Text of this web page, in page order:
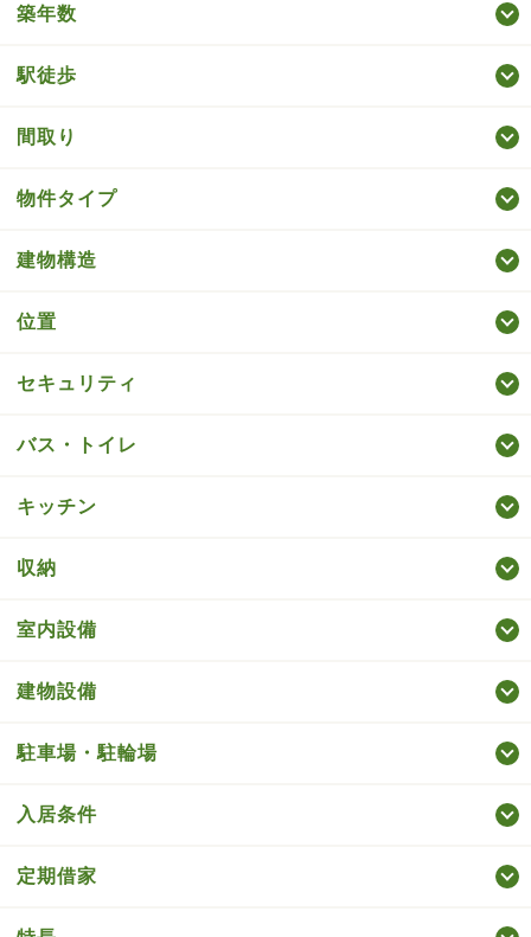
築年数
駅徒歩
間取り
物件タイプ
建物構造
位置
セキュリティ
バス・トイレ
キッチン
収納
室内設備
建物設備
駐車場・駐輪場
入居条件
定期借家